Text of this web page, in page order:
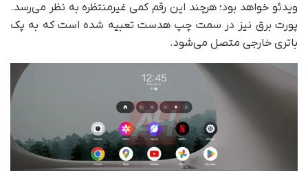
ویدئو خواهد بود؛ هرچند این رقم کمی غیرمنتظره به نظر می‌رسد.
پورت برق نیز در سمت چپ هدست تعبیه شده است که به پک
باتری خارجی متصل می‌شود.